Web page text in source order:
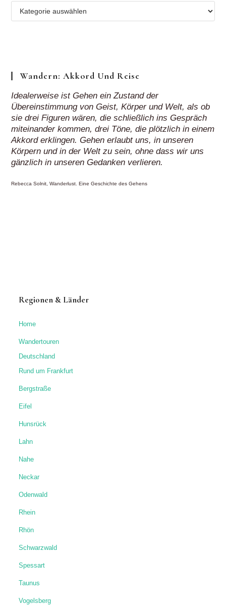
Regionen
Wandern: Akkord Und Reise
Idealerweise ist Gehen ein Zustand der
Übereinstimmung von Geist, Körper und Welt, als ob
sie drei Figuren wären, die schließlich ins Gespräch
miteinander kommen, drei Töne, die plötzlich in einem
Akkord erklingen. Gehen erlaubt uns, in unseren
Körpern und in der Welt zu sein, ohne dass wir uns
gänzlich in unseren Gedanken verlieren.
Rebecca Solnit, Wanderlust. Eine Geschichte des Gehens
Regionen & Länder
Home
Wandertouren
Deutschland
Rund um Frankfurt
Bergstraße
Eifel
Hunsrück
Lahn
Nahe
Neckar
Odenwald
Rhein
Rhön
Schwarzwald
Spessart
Taunus
Vogelsberg